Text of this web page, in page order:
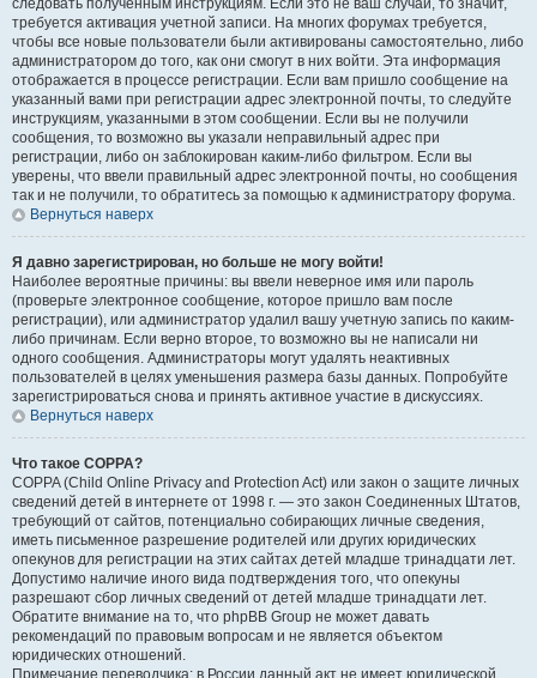
следовать полученным инструкциям. Если это не ваш случай, то значит,
требуется активация учетной записи. На многих форумах требуется,
чтобы все новые пользователи были активированы самостоятельно, либо
администратором до того, как они смогут в них войти. Эта информация
отображается в процессе регистрации. Если вам пришло сообщение на
указанный вами при регистрации адрес электронной почты, то следуйте
инструкциям, указанными в этом сообщении. Если вы не получили
сообщения, то возможно вы указали неправильный адрес при
регистрации, либо он заблокирован каким-либо фильтром. Если вы
уверены, что ввели правильный адрес электронной почты, но сообщения
так и не получили, то обратитесь за помощью к администратору форума.
Вернуться наверх
Я давно зарегистрирован, но больше не могу войти!
Наиболее вероятные причины: вы ввели неверное имя или пароль
(проверьте электронное сообщение, которое пришло вам после
регистрации), или администратор удалил вашу учетную запись по каким-
либо причинам. Если верно второе, то возможно вы не написали ни
одного сообщения. Администраторы могут удалять неактивных
пользователей в целях уменьшения размера базы данных. Попробуйте
зарегистрироваться снова и принять активное участие в дискуссиях.
Вернуться наверх
Что такое COPPA?
COPPA (Child Online Privacy and Protection Act) или закон о защите личных
сведений детей в интернете от 1998 г. — это закон Соединенных Штатов,
требующий от сайтов, потенциально собирающих личные сведения,
иметь письменное разрешение родителей или других юридических
опекунов для регистрации на этих сайтах детей младше тринадцати лет.
Допустимо наличие иного вида подтверждения того, что опекуны
разрешают сбор личных сведений от детей младше тринадцати лет.
Обратите внимание на то, что phpBB Group не может давать
рекомендаций по правовым вопросам и не является объектом
юридических отношений.
Примечание переводчика: в России данный акт не имеет юридической